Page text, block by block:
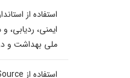
ایمنی،
ملی بهداشت و